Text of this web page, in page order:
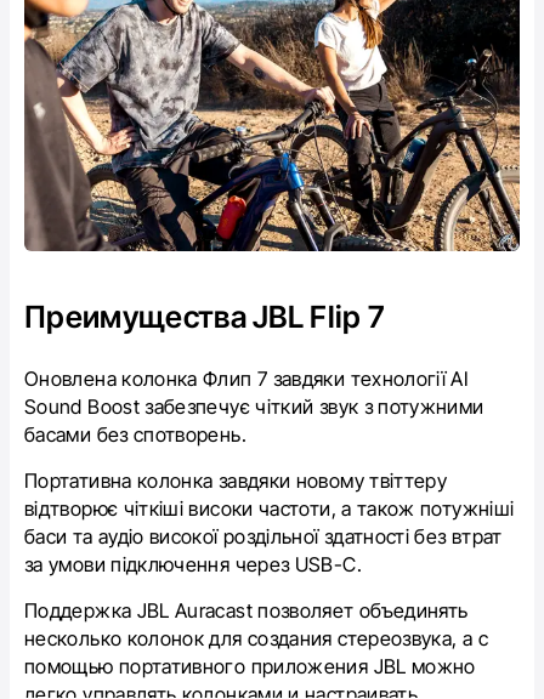
Преимущества JBL Flip 7
Оновлена колонка Флип 7 завдяки технології AI
Sound Boost забезпечує чіткий звук з потужними
басами без спотворень.
Портативна колонка завдяки новому твіттеру
відтворює чіткіші високи частоти, а також потужніші
баси та аудіо високої роздільної здатності без втрат
за умови підключення через USB-C.
Поддержка JBL Auracast позволяет объединять
несколько колонок для создания стереозвука, а с
помощью портативного приложения JBL можно
легко управлять колонками и настраивать